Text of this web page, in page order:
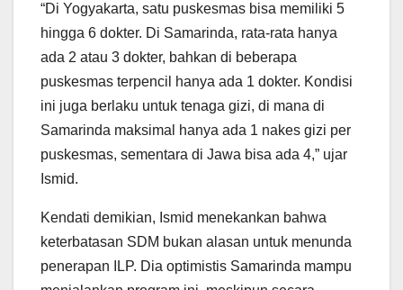
“Di Yogyakarta, satu puskesmas bisa memiliki 5
hingga 6 dokter. Di Samarinda, rata-rata hanya
ada 2 atau 3 dokter, bahkan di beberapa
puskesmas terpencil hanya ada 1 dokter. Kondisi
ini juga berlaku untuk tenaga gizi, di mana di
Samarinda maksimal hanya ada 1 nakes gizi per
puskesmas, sementara di Jawa bisa ada 4,” ujar
Ismid.
Kendati demikian, Ismid menekankan bahwa
keterbatasan SDM bukan alasan untuk menunda
penerapan ILP. Dia optimistis Samarinda mampu